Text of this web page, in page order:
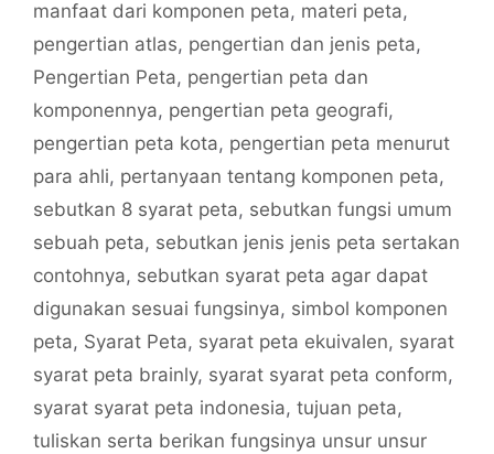
manfaat dari komponen peta, materi peta,
pengertian atlas, pengertian dan jenis peta,
Pengertian Peta, pengertian peta dan
komponennya, pengertian peta geografi,
pengertian peta kota, pengertian peta menurut
para ahli, pertanyaan tentang komponen peta,
sebutkan 8 syarat peta, sebutkan fungsi umum
sebuah peta, sebutkan jenis jenis peta sertakan
contohnya, sebutkan syarat peta agar dapat
digunakan sesuai fungsinya, simbol komponen
peta, Syarat Peta, syarat peta ekuivalen, syarat
syarat peta brainly, syarat syarat peta conform,
syarat syarat peta indonesia, tujuan peta,
tuliskan serta berikan fungsinya unsur unsur